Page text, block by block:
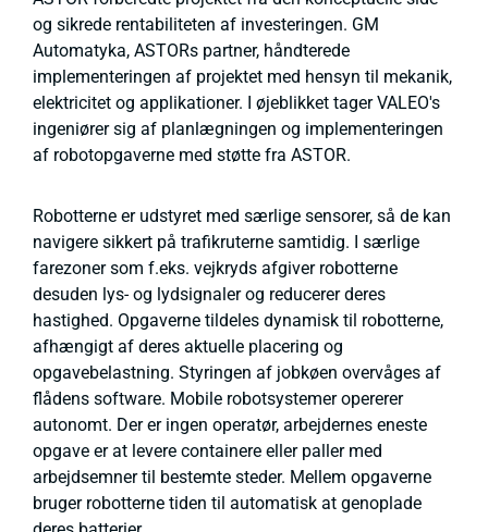
og sikrede rentabiliteten af investeringen. GM
Automatyka, ASTORs partner, håndterede
implementeringen af projektet med hensyn til mekanik,
elektricitet og applikationer. I øjeblikket tager VALEO's
ingeniører sig af planlægningen og implementeringen
af robotopgaverne med støtte fra ASTOR.
Robotterne er udstyret med særlige sensorer, så de kan
navigere sikkert på trafikruterne samtidig. I særlige
farezoner som f.eks. vejkryds afgiver robotterne
desuden lys- og lydsignaler og reducerer deres
hastighed. Opgaverne tildeles dynamisk til robotterne,
afhængigt af deres aktuelle placering og
opgavebelastning. Styringen af jobkøen overvåges af
flådens software. Mobile robotsystemer opererer
autonomt. Der er ingen operatør, arbejdernes eneste
opgave er at levere containere eller paller med
arbejdsemner til bestemte steder. Mellem opgaverne
bruger robotterne tiden til automatisk at genoplade